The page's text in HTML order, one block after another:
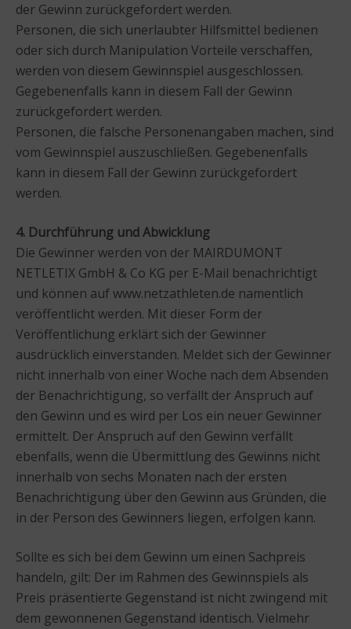
der Gewinn zurückgefordert werden.
Personen, die sich unerlaubter Hilfsmittel bedienen
oder sich durch Manipulation Vorteile verschaffen,
werden von diesem Gewinnspiel ausgeschlossen.
Gegebenenfalls kann in diesem Fall der Gewinn
zurückgefordert werden.
Personen, die falsche Personenangaben machen, sind
vom Gewinnspiel auszuschließen. Gegebenenfalls
kann in diesem Fall der Gewinn zurückgefordert
werden.
4. Durchführung und Abwicklung
Die Gewinner werden von der MAIRDUMONT
NETLETIX GmbH & Co KG per E-Mail benachrichtigt
und können auf www.netzathleten.de namentlich
veröffentlicht werden. Mit dieser Form der
Veröffentlichung erklärt sich der Gewinner
ausdrücklich einverstanden. Meldet sich der Gewinner
nicht innerhalb von einer Woche nach dem Absenden
der Benachrichtigung, so verfällt der Anspruch auf
den Gewinn und es wird per Los ein neuer Gewinner
ermittelt. Der Anspruch auf den Gewinn verfällt
ebenfalls, wenn die Übermittlung des Gewinns nicht
innerhalb von sechs Monaten nach der ersten
Benachrichtigung über den Gewinn aus Gründen, die
in der Person des Gewinners liegen, erfolgen kann.
Sollte es sich bei dem Gewinn um einen Sachpreis
handeln, gilt: Der im Rahmen des Gewinnspiels als
Preis präsentierte Gegenstand ist nicht zwingend mit
dem gewonnenen Gegenstand identisch. Vielmehr